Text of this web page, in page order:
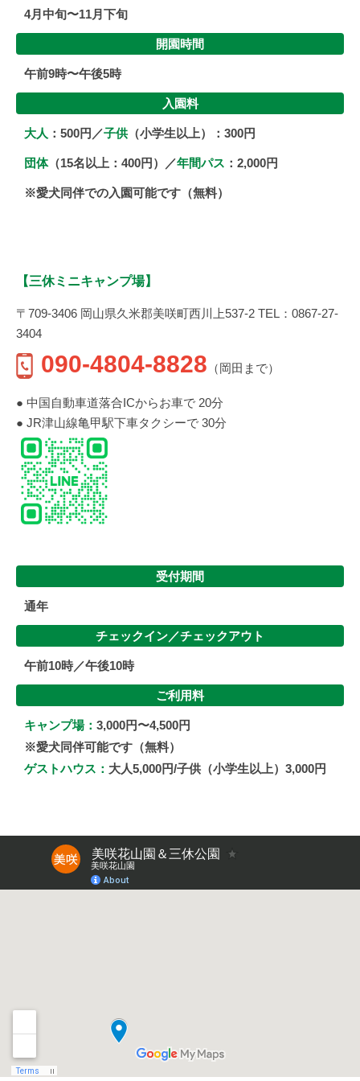
4月中旬〜11月下旬
開園時間
午前9時〜午後5時
入園料
大人 ：500円／子供（小学生以上）：300円
団体（15名以上：400円）／年間パス ：2,000円
※愛犬同伴での入園可能です（無料）
【三休ミニキャンプ場】
〒709-3406 岡山県久米郡美咲町西川上537-2 TEL：0867-27-
3404
090-4804-8828 （岡田まで）
● 中国自動車道落合ICからお車で 20分
● JR津山線亀甲駅下車タクシーで 30分
受付期間
通年
チェックイン／チェックアウト
午前10時／午後10時
ご利用料
キャンプ場： 3,000円〜4,500円
※愛犬同伴可能です（無料）
ゲストハウス： 大人5,000円/子供（小学生以上）3,000円